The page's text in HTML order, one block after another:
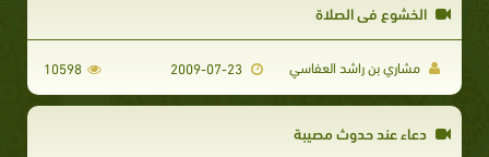
الخشوع في الصلاة
مشاري بن راشد العفاسي 2009-07-23
10598
دعاء عند حدوث مصيبة